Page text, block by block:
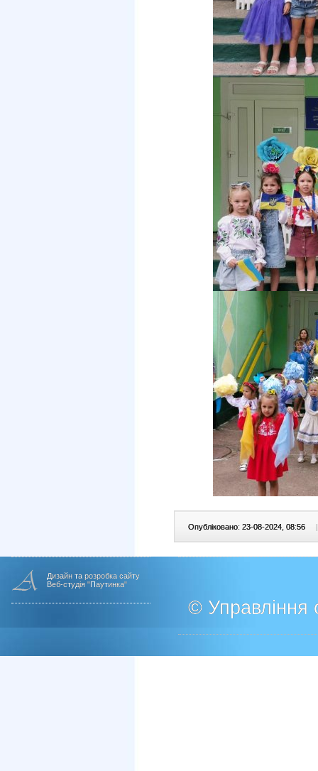
Опубліковано: 23-08-2024, 08:56 |
Дизайн та розробка сайту
Веб-студія "Паутинка"
© Управління